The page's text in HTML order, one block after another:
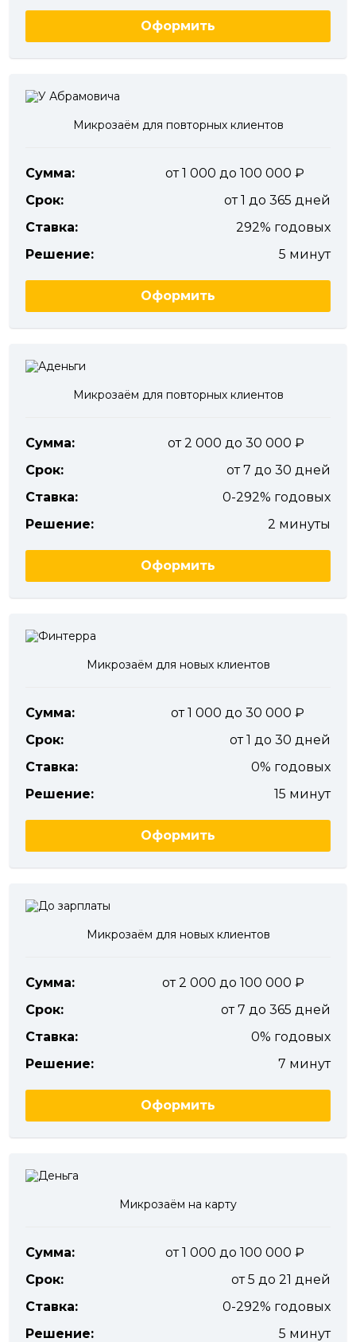
Оформить
Микрозаём для повторных клиентов
Сумма:
от 1 000 до 100 000
Срок:
от 1 до 365 дней
Ставка:
292% годовых
Решение:
5 минут
Оформить
Микрозаём для повторных клиентов
Сумма:
от 2 000 до 30 000
Срок:
от 7 до 30 дней
Ставка:
0-292% годовых
Решение:
2 минуты
Оформить
Микрозаём для новых клиентов
Сумма:
от 1 000 до 30 000
Срок:
от 1 до 30 дней
Ставка:
0% годовых
Решение:
15 минут
Оформить
Микрозаём для новых клиентов
Сумма:
от 2 000 до 100 000
Срок:
от 7 до 365 дней
Ставка:
0% годовых
Решение:
7 минут
Оформить
Микрозаём на карту
Сумма:
от 1 000 до 100 000
Срок:
от 5 до 21 дней
Ставка:
0-292% годовых
Решение:
5 минут